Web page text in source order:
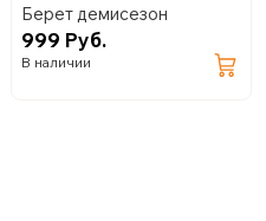
Берет демисезон
999 Руб.
В наличии